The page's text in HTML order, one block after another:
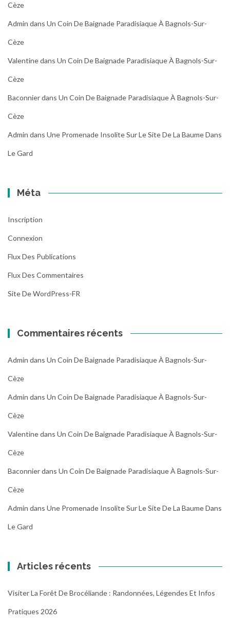
Cèze
Admin dans Un Coin De Baignade Paradisiaque À Bagnols-Sur-
Cèze
Valentinedans Un Coin De Baignade Paradisiaque À Bagnols-Sur-
Cèze
Baconnierdans Un Coin De Baignade Paradisiaque À Bagnols-Sur-
Cèze
Admin dans Une Promenade Insolite Sur Le Site De La Baume Dans
Le Gard
Méta
Inscription
Connexion
Flux Des Publications
Flux Des Commentaires
Site De WordPress-FR
Commentaires récents
Admin dans Un Coin De Baignade Paradisiaque À Bagnols-Sur-
Cèze
Admin dans Un Coin De Baignade Paradisiaque À Bagnols-Sur-
Cèze
Valentinedans Un Coin De Baignade Paradisiaque À Bagnols-Sur-
Cèze
Baconnierdans Un Coin De Baignade Paradisiaque À Bagnols-Sur-
Cèze
Admin dans Une Promenade Insolite Sur Le Site De La Baume Dans
Le Gard
Articles récents
Visiter La Forêt De Brocéliande : Randonnées, Légendes Et Infos
Pratiques 2026